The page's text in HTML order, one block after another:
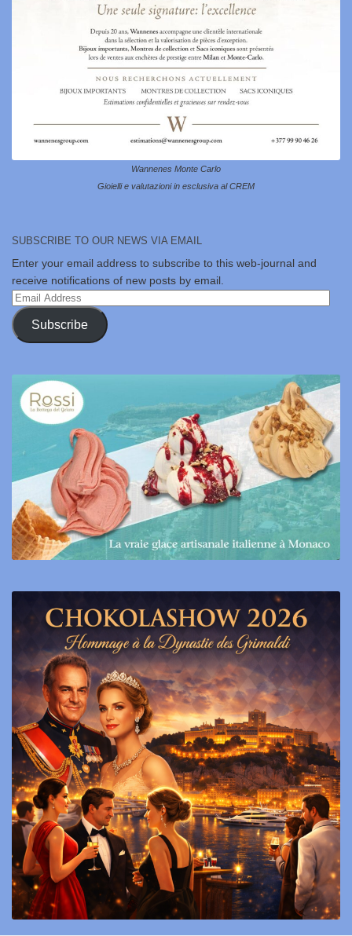
Wannenes Monte Carlo
Gioielli e valutazioni in esclusiva al CREM
SUBSCRIBE TO OUR NEWS VIA EMAIL
Enter your email address to subscribe to this web-journal and
receive notifications of new posts by email.
Email
Address
Subscribe